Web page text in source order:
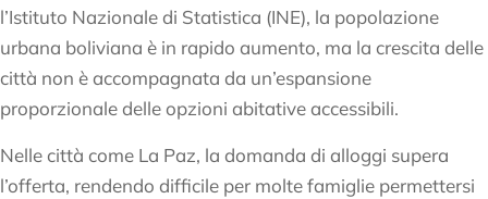
l’Istituto Nazionale di Statistica (INE), la popolazione
urbana boliviana è in rapido aumento, ma la crescita delle
città non è accompagnata da un’espansione
proporzionale delle opzioni abitative accessibili.
Nelle città come La Paz, la domanda di alloggi supera
l’offerta, rendendo difficile per molte famiglie permettersi